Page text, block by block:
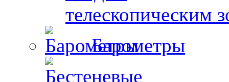
телескопическим
Барометры